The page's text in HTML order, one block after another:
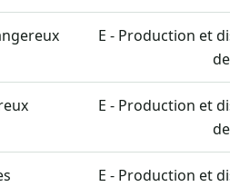
E - Production et
E - Production et
E - Production et